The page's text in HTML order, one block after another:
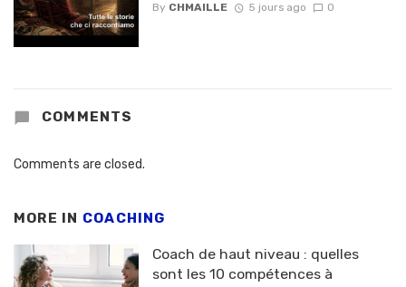
By CHMAILLE 5 jours ago 0
COMMENTS
Comments are closed.
MORE IN COACHING
Coach de haut niveau : quelles
sont les 10 compétences à